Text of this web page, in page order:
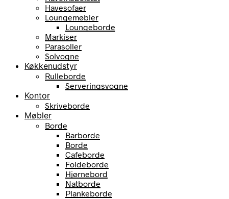
Havesofaer
Loungemøbler
Loungeborde
Markiser
Parasoller
Solvogne
Køkkenudstyr
Rulleborde
Serveringsvogne
Kontor
Skriveborde
Møbler
Borde
Barborde
Borde
Cafeborde
Foldeborde
Hjørnebord
Natborde
Plankeborde